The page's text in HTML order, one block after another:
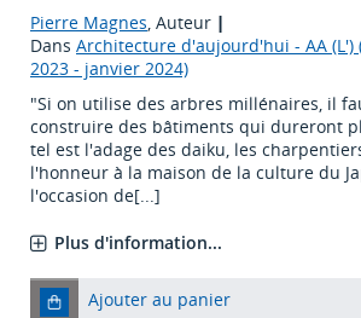
Pierre Magnes, Auteur |
Dans Architecture d'aujourd'hui - AA (L')
2023 - janvier 2024)
"Si on utilise des arbres millénaires, il
construire des bâtiments qui dureront
tel est l'adage des daiku, les
l'honneur à la maison de la culture du
l'occasion de[...]
Plus d'information...
Ajouter au panier